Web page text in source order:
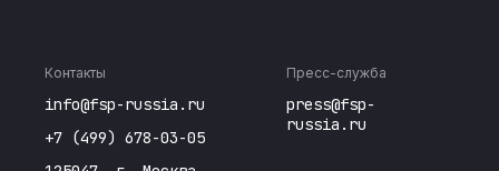
Контакты
info@fsp-russia.ru
+7 (499) 678-03-05
Пресс-служба
press@fsp-
russia.ru